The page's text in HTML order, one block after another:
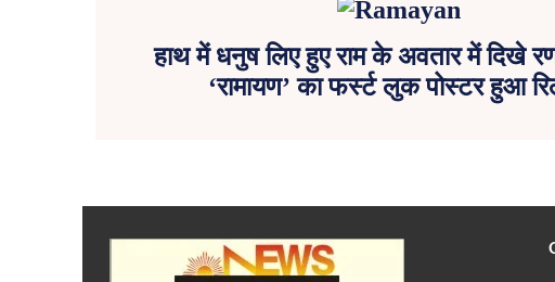
हाथ में धनुष लिए हुए राम के अवतार में दिखे
‘रामायण’ का फर्स्ट लुक पोस्टर हुआ